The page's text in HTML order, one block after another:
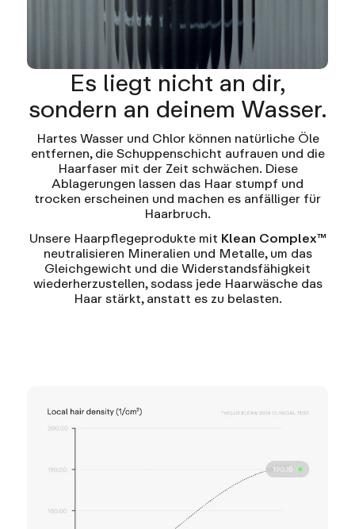
Es liegt nicht an dir,
sondern an deinem Wasser.
Hartes Wasser und Chlor können natürliche Öle
entfernen, die Schuppenschicht aufrauen und die
Haarfaser mit der Zeit schwächen. Diese
Ablagerungen lassen das Haar stumpf und
trocken erscheinen und machen es anfälliger für
Haarbruch.
Unsere Haarpflegeprodukte mit Klean Complex™
neutralisieren Mineralien und Metalle, um das
Gleichgewicht und die Widerstandsfähigkeit
wiederherzustellen, sodass jede Haarwäsche das
Haar stärkt, anstatt es zu belasten.